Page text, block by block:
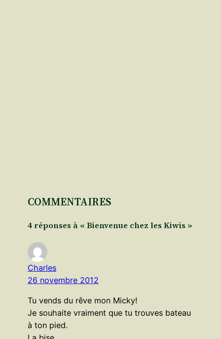
COMMENTAIRES
4 réponses à « Bienvenue chez les Kiwis »
Charles
26 novembre 2012
Tu vends du rêve mon Micky!
Je souhaite vraiment que tu trouves bateau
à ton pied.